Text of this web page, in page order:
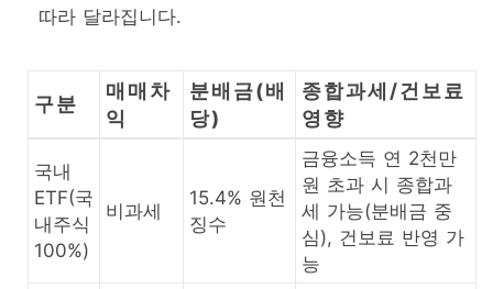
따라 달라집니다.
구분
매매차
익
분배금(배
당)
종합과세/건보료
영향
국내
ETF(국
내주식
100%)
비과세
15.4% 원천
징수
금융소득 연 2천만
원 초과 시 종합과
세 가능(분배금 중
심), 건보료 반영 가
능